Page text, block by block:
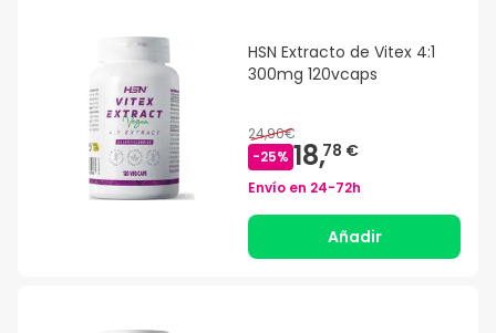
HSN Extracto de Vitex 4:1
300mg 120vcaps
24,90€
-25% 18,78 €
Envío en 24-72h
Añadir